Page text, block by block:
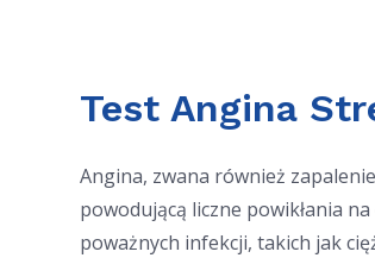
Test Angina
Angina, zwana również
powodującą liczne powikłania na
poważnych infekcji, takich jak